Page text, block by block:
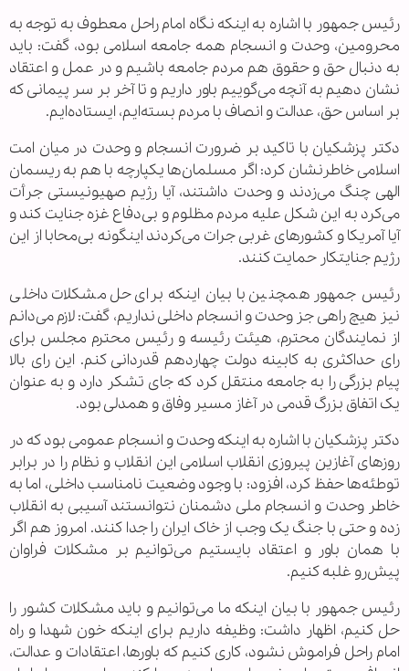
رئیس جمهور با اشاره به اینکه نگاه امام راحل معطوف به توجه به
محرومین، وحدت و انسجام همه جامعه اسلامی بود، گفت: باید
به دنبال حق و حقوق هم مردم جامعه باشیم و در عمل و اعتقاد
نشان دهیم به آنچه می‌گوییم باور داریم و تا آخر بر سر پیمانی که
بر اساس حق، عدالت و انصاف با مردم بسته‌ایم، ایستاده‌ایم.
دکتر پزشکیان با تاکید بر ضرورت انسجام و وحدت در میان امت
اسلامی خاطرنشان کرد: اگر مسلمان‌ها یکپارچه با هم به ریسمان
الهی چنگ می‌زدند و وحدت داشتند، آیا رژیم صهیونیستی جرأت
می‌کرد به این شکل علیه مردم مظلوم و بی‌دفاع غزه جنایت کند و
آیا آمریکا و کشورهای غربی جرات می‌کردند اینگونه بی‌محابا از این
رژیم جنایتکار حمایت کنند.
رئیس جمهور همچنین با بیان اینکه برای حل مشکلات داخلی
نیز هیچ راهی جز وحدت و انسجام داخلی نداریم، گفت: لازم می‌دانم
از نمایندگان محترم، هیئت رئیسه و رئیس محترم مجلس برای
رای حداکثری به کابینه دولت چهاردهم قدردانی کنم. این رای بالا
پیام بزرگی را به جامعه منتقل کرد که جای تشکر دارد و به عنوان
یک اتفاق بزرگ قدمی در آغاز مسیر وفاق و همدلی بود.
دکتر پزشکیان با اشاره به اینکه وحدت و انسجام عمومی بود که در
روزهای آغازین پیروزی انقلاب اسلامی این انقلاب و نظام را در برابر
توطئه‌ها حفظ کرد، افزود: با وجود وضعیت نامناسب داخلی، اما به
خاطر وحدت و انسجام ملی دشمنان نتوانستند آسیبی به انقلاب
زده و حتی با جنگ یک وجب از خاک ایران را جدا کنند. امروز هم اگر
با همان باور و اعتقاد بایستیم می‌توانیم بر مشکلات فراوان
پیش‌رو غلبه کنیم.
رئیس جمهور با بیان اینکه ما می‌توانیم و باید مشکلات کشور را
حل کنیم، اظهار داشت: وظیفه داریم برای اینکه خون شهدا و راه
امام راحل فراموش نشود، کاری کنیم که باورها، اعتقادات و عدالت،